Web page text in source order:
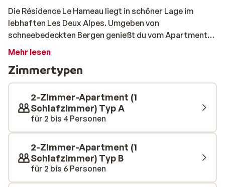
Die Résidence Le Hameau liegt in schöner Lage im
lebhaften Les Deux Alpes. Umgeben von
schneebedeckten Bergen genießt du vom Apartment
aus einen tollen Blick auf die Skipisten. Der Sessellift
so startest du jeden Tag direkt in den Schnee. Einfach
ideal! Jedes Apartment ist modern eingerichtet und
strahlt eine warme Atmosphäre aus. Nach einem Tag
voller Slaloms fühlt sich das Ankommen hier fast wie
Heimkommen an. Du möchtest dich etwas entspannen
und deine Muskeln lockern? Dann zieh ein paar Bahnen
im Hallenbad oder gönn dir eine Pause in der Sauna oder
im Whirlpool.
Mehr lesen
Zimmertypen
2-Zimmer-Apartment (1
Schlafzimmer) Typ A
für 2 bis 4 Personen
2-Zimmer-Apartment (1
Schlafzimmer) Typ B
für 2 bis 6 Personen